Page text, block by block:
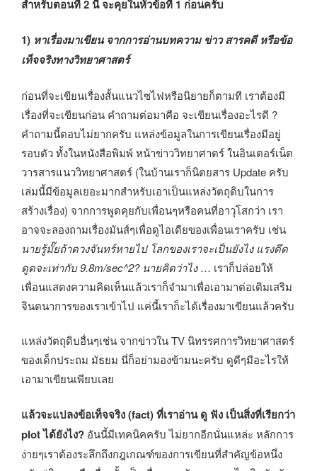
สำหรับตอนที่ 2 นี้ จะคุยในหัวข้อที่ 1 ก่อนครับ
1) หาเรื่องมาเขียน จากการอ่านบทความ ข่าว สารคดี หรือข้อ
เท็จจริงทางวิทยาศาสตร์
ก่อนที่จะเขียนเรื่องสั้นแนวไซไฟหรือนิยายก็ตามที เราต้องมี
เรื่องที่จะเขียนก่อน คำถามต่อมาคือ จะเขียนเรื่องอะไรดี ?
คำถามนี้ตอบไม่ยากครับ แหล่งข้อมูลในการเขียนเรื่องมีอยู่
รอบตัว ทั้งในหนังสือพิมพ์ หน้าข่าววิทยาศาตร์ ในอินเตอร์เน็ต
วารสารแนววิทยาศาสตร์ (ในบ้านเราก็นิตยสาร Update ครับ
เล่มนี้มีข้อมูลเยอะมากสำหรับเอาเป็นแหล่งวัตถุดิบในการ
สร้างเรื่อง) จากการพูดคุยกับเพื่อนๆหรือคนที่อาวุโสกว่า เรา
อาจจะลองถามเรื่องมันส์ๆเพื่อดูไอเดียของเพื่อนเราครับ เช่น
นายรู้มั๊ยถ้าดวงจันทร์หายไป โลกของเราจะเป็นยังไง แรงดึด
ดูดจะเท่ากับ 9.8m/sec^2? นายคิดว่าไง… เราก็ปล่อยให้
เพื่อนแสดงความคิดเห็นแล้วเราก็จำมาเพื่อเอามาต่อเติมเสริม
จินตนาการของเราเข้าไป แค่นี้เราก็ะได้เรื่องมาเขียนแล้วครับ
แหล่งวัตถุดิบอื่นๆเช่น จากข่าวใน TV นิทรรศการวิทยาศาสตร์
ของเด็กประถม มัธยม นี่ก็อย่ามองข้ามนะครับ ดูดีๆมีอะไรให้
เอามาเขียนเพียบเลย
แล้วจะแปลงข้อเท็จจริง (fact) ที่เราอ่าน ดู ฟัง เป็นสิ่งที่เรียกว่า
plot ได้ยังไง? อันนี้มีเทคนิคครับ ไม่ยากอีกนั่นแหล่ะ หลักการ
ง่ายๆเราต้องระลึกถึงกฎเกณฑ์ของการเขียนที่สำคัญข้อหนึ่ง